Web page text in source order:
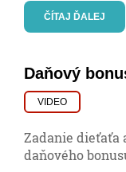
ČÍTAJ ĎALEJ
Daňový
VIDEO
Zadanie dieťaťa
daňového